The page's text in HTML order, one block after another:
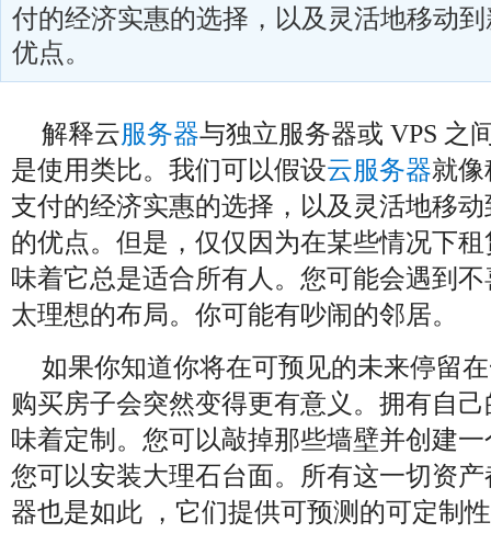
付的经济实惠的选择，以及灵活地移动
优点。
解释云服务器与独立服务器或 VPS 之
是使用类比。我们可以假设云服务器就
支付的经济实惠的选择，以及灵活地移
的优点。但是，仅仅因为在某些情况下
味着它总是适合所有人。您可能会遇到
太理想的布局。你可能有吵闹的邻居。
如果你知道你将在可预见的未来停留
购买房子会突然变得更有意义。拥有自
味着定制。您可以敲掉那些墙壁并创建
您可以安装大理石台面。所有这一切资
器也是如此 ，它们提供可预测的可定制